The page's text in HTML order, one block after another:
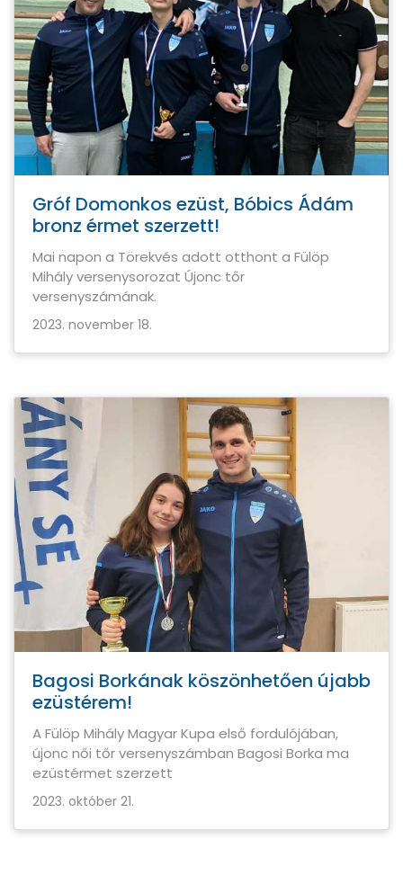
Gróf Domonkos ezüst, Bóbics Ádám
bronz érmet szerzett!
Mai napon a Törekvés adott otthont a Fülöp
Mihály versenysorozat Újonc tőr
versenyszámának.
2023. november 18.
Bagosi Borkának köszönhetően újabb
ezüstérem!
A Fülöp Mihály Magyar Kupa első fordulójában,
újonc női tőr versenyszámban Bagosi Borka ma
ezüstérmet szerzett
2023. október 21.